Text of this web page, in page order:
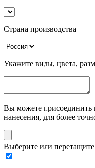
Страна производства
Укажите виды, цвета,
Вы можете
нанесения, для более
Выберите или перетащите